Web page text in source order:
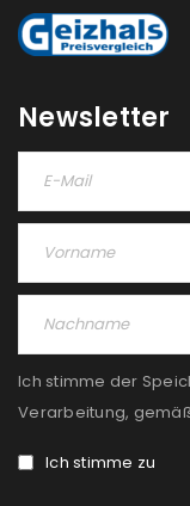
Newsletter
Ich stimme der
Verarbeitung,
Ich stimme zu